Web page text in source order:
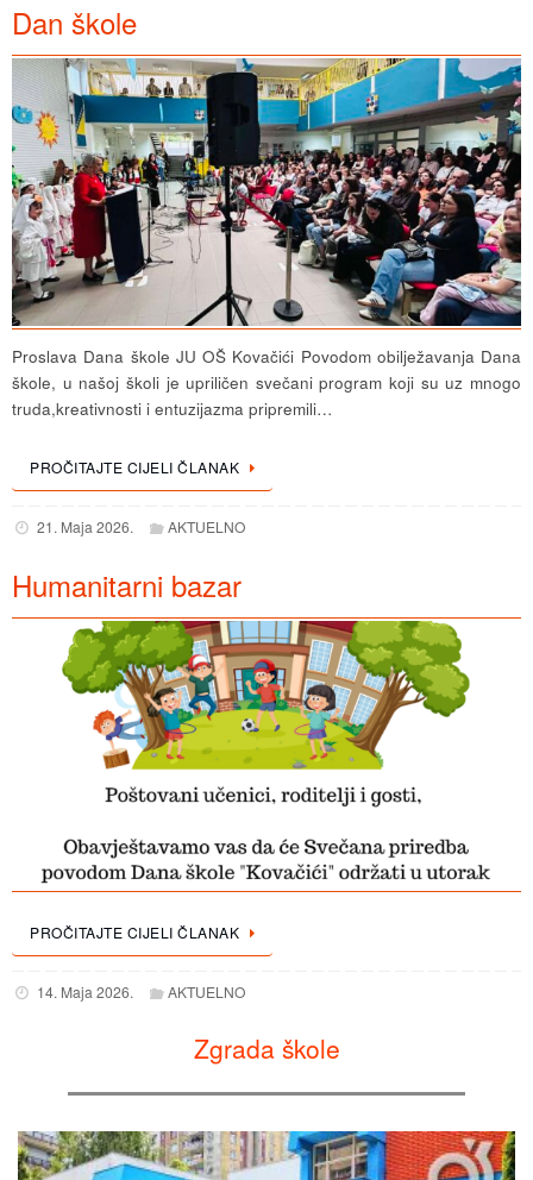
Dan škole
Proslava Dana škole JU OŠ Kovačići Povodom obilježavanja Dana
škole, u našoj školi je upriličen svečani program koji su uz mnogo
truda,kreativnosti i entuzijazma pripremili…
PROČITAJTE CIJELI ČLANAK
21. Maja 2026. AKTUELNO
Humanitarni bazar
PROČITAJTE CIJELI ČLANAK
14. Maja 2026. AKTUELNO
Zgrada škole